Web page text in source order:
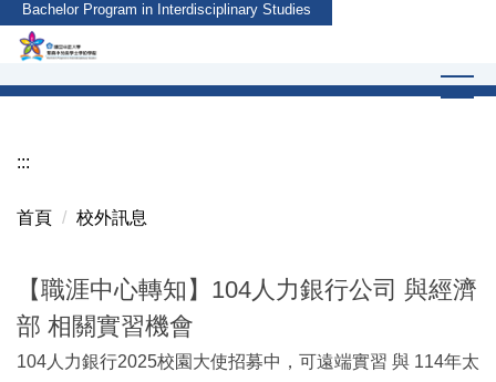
跳
到
要
Bachelor Program in Interdisciplinary Studies
:::
首頁 校外訊息
【職涯中心轉知】104人力銀行公司 與經濟
部 相關實習機會
104人力銀行2025校園大使招募中，可遠端實習 與 114年太